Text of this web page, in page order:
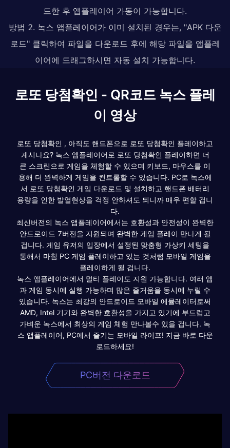
드한 후 앱플레이어 가동이 가능합니다.
방법 2. 녹스 앱플레이어가 이미 설치된 경우는, "APK 다운
로드" 클릭하여 파일을 다운로드 후에 해당 파일을 앱플레
이어에 드래그하시면 자동 설치 가능합니다.
로또 당첨확인 - QR코드 녹스 플레
이 영상
로또 당첨확인 , 아직도 핸드폰으로 로또 당첨확인 플레이하고
계시나요? 녹스 앱플레이어로 로또 당첨확인 플레이하면 더
큰 스크린으로 게임을 체험할 수 있으며 키보드, 마우스를 이
용해 더 완벽하게 게임을 컨트롤할 수 있습니다. PC로 녹스에
서 로또 당첨확인 게임 다운로드 및 설치하고 핸드폰 배터리
용량을 인한 발열현상을 걱정 안하셔도 되니까 매우 편할 겁니
다.
최신버전의 녹스 앱플레이어에서는 호환성과 안전성이 완벽한
안드로이드 7버전을 지원되며 완벽한 게임 플레이 만나게 될
겁니다. 게임 유저의 입장에서 설정된 맞춤형 가상키 세팅을
통해서 마침 PC 게임 플레이하고 있는 것처럼 모바일 게임을
플레이하게 될 겁니다.
녹스 앱플레이어에서 멀티 플레이도 지원 가능합니다. 여러 앱
과 게임 동시에 실행 가능하며 많은 즐거움을 동시에 누릴 수
있습니다. 녹스는 최강의 안드로이드 모바일 에뮬레이터로써
AMD, Intel 기기와 완벽한 호환성을 가지고 있기에 부드럽고
가벼운 녹스에서 최상의 게임 체험 만나볼수 있을 겁니다. 녹
스 앱플레이어, PC에서 즐기는 모바일 라이프! 지금 바로 다운
로드하세요!
PC버전 다운로드